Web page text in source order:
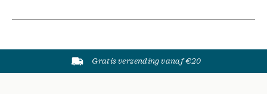
Gratis verzending vanaf €20